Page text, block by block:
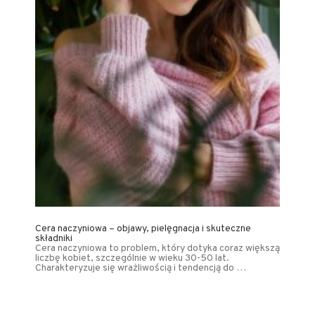
Cera naczyniowa – objawy, pielęgnacja i skuteczne
składniki
Cera naczyniowa to problem, który dotyka coraz większą
liczbę kobiet, szczególnie w wieku 30-50 lat.
Charakteryzuje się wrażliwością i tendencją do …